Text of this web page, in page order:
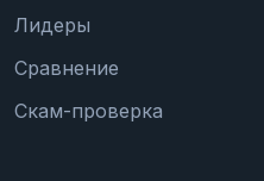
Лидеры
Сравнение
Скам-проверка